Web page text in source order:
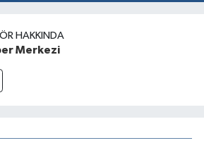
HAKKINDA
Merkezi